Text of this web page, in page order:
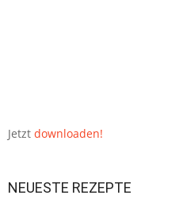
Jetzt downloaden!
NEUESTE REZEPTE